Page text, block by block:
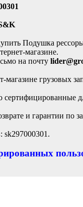
Подушка
магазине.
на почту
магазине грузовых
сертифицированные
и гарантии по
sk297000301.